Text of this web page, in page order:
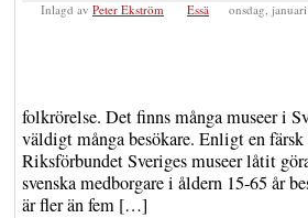
Inlagd av Peter Ekström Essä onsdag,
folkrörelse. Det finns många museer i
väldigt många besökare. Enligt en
Riksförbundet Sveriges museer låtit
svenska medborgare i åldern 15-65 år
är fler än fem […]